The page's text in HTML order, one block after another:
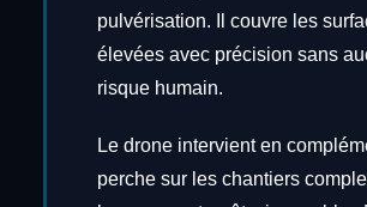
pulvérisation. Il couvre les
élevées avec précision sans
risque humain.
Le drone intervient en
perche sur les chantiers